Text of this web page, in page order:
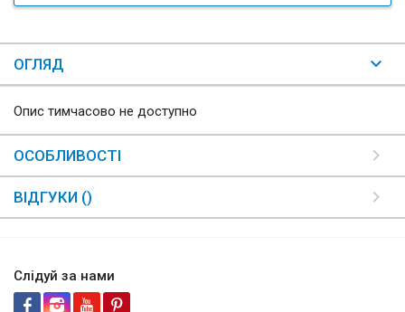
ОГЛЯД
Опис тимчасово не доступно
ОСОБЛИВОСТІ
ВІДГУКИ ()
Слідуй за нами